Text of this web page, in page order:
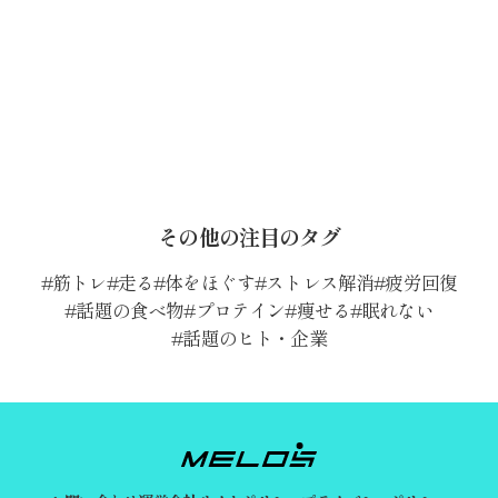
その他の注目のタグ
筋トレ 走る 体をほぐす ストレス解消 疲労回復
話題の食べ物 プロテイン 痩せる 眠れない
話題のヒト・企業